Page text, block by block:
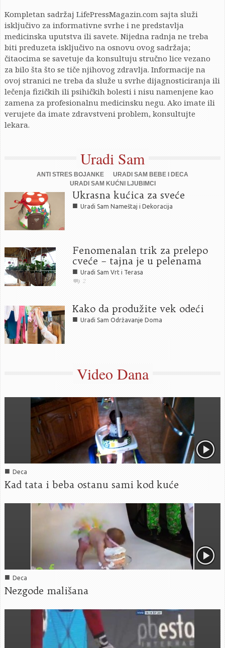
Kompletan sadržaj LifePressMagazin.com sajta služi
isključivo za informativne svrhe i ne predstavlja
medicinska uputstva ili savete. Nijedna radnja ne treba
biti preduzeta isključivo na osnovu ovog sadržaja;
čitaocima se savetuje da konsultuju stručno lice vezano
za bilo šta što se tiče njihovog zdravlja. Informacije na
ovoj stranici ne treba da služe u svrhe dijagnosticiranja ili
lečenja fizičkih ili psihičkih bolesti i nisu namenjene kao
zamena za profesionalnu medicinsku negu. Ako imate ili
verujete da imate zdravstveni problem, konsultujte
lekara.
Uradi Sam
ANTI STRES BOJANKE
URADI SAM BEBE I DECA
URADI SAM KUĆNI LJUBIMCI
Ukrasna kućica za sveće
■ Uradi Sam Nameštaj i Dekoracija
Fenomenalan trik za prelepo
cveće – tajna je u pelenama
■ Uradi Sam Vrt i Terasa
2
Kako da produžite vek odeći
■ Uradi Sam Održavanje Doma
Video Dana
■ Deca
Kad tata i beba ostanu sami kod kuće
■ Deca
Nezgode mališana